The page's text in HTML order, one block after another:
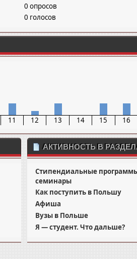
0 опросов
0 голосов
11 12 13 14 15 16
АКТИВНОСТЬ В
Стипендиальные
семинары
Как поступить в Польшу
Афиша
Вузы в Польше
Я — студент. Что дальше?